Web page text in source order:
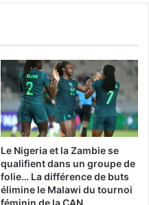
Le Nigeria et la Zambie se
qualifient dans un groupe de
folie… La différence de buts
élimine le Malawi du tournoi